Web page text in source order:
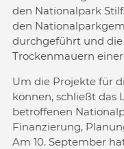
den Nationalpark
den
durchgeführt und
Trockenmauern
Um die Projekte für
können, schließt das
betroffenen
Finanzierung,
Am 10. September